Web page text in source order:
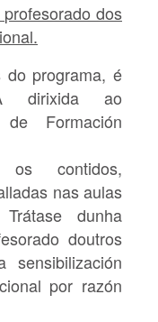
dos
do programa, é
dirixida ao
Formación
contidos,
nas aulas
dunha
doutros
sensibilización
por razón